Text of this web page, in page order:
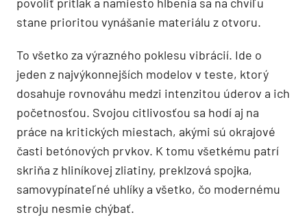
stane prioritou vynášanie materiálu z otvoru.
To všetko za výrazného poklesu vibrácií. Ide o
jeden z najvýkonnejších modelov v teste, ktorý
dosahuje rovnováhu medzi intenzitou úderov a ich
početnosťou. Svojou citlivosťou sa hodí aj na
práce na kritických miestach, akými sú okrajové
časti betónových prvkov. K tomu všetkému patrí
skriňa z hliníkovej zliatiny, preklzová spojka,
samovypínateľné uhlíky a všetko, čo modernému
stroju nesmie chýbať.